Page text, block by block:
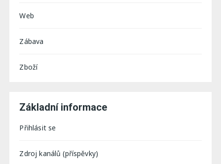
Web
Zábava
Zboží
Základní informace
Přihlásit se
Zdroj kanálů (příspěvky)